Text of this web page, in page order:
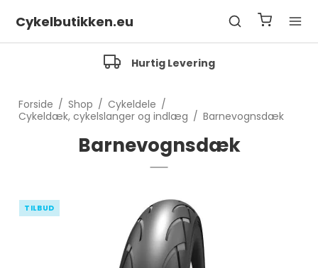
Cykelbutikken.eu
Fragfrit over 500 Kr.
Forside / Shop / Cykeldele /
Cykeldæk, cykelslanger og indlæg / Barnevognsdæk
Barnevognsdæk
TILBUD